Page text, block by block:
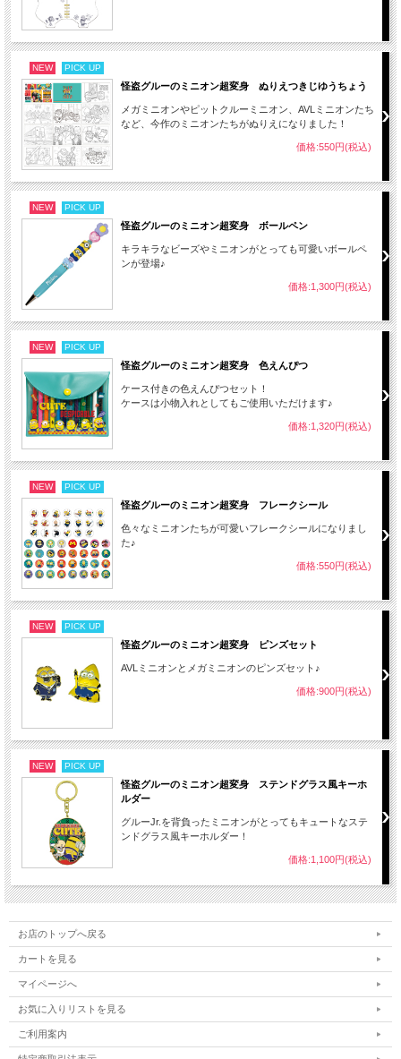
NEW PICK UP
怪盗グルーのミニオン超変身 ぬりえつきじゆうちょう
メガミニオンやピットクルーミニオン、AVLミニオンたち
など、今作のミニオンたちがぬりえになりました！
価格:550円(税込)
NEW PICK UP
怪盗グルーのミニオン超変身 ボールペン
キラキラなビーズやミニオンがとっても可愛いボールペ
ンが登場♪
価格:1,300円(税込)
NEW PICK UP
怪盗グルーのミニオン超変身 色えんぴつ
ケース付きの色えんぴつセット！
ケースは小物入れとしてもご使用いただけます♪
価格:1,320円(税込)
NEW PICK UP
怪盗グルーのミニオン超変身 フレークシール
色々なミニオンたちが可愛いフレークシールになりまし
た♪
価格:550円(税込)
NEW PICK UP
怪盗グルーのミニオン超変身 ピンズセット
AVLミニオンとメガミニオンのピンズセット♪
価格:900円(税込)
NEW PICK UP
怪盗グルーのミニオン超変身 ステンドグラス風キーホ
ルダー
グルーJr.を背負ったミニオンがとってもキュートなステ
ンドグラス風キーホルダー！
価格:1,100円(税込)
お店のトップへ戻る
カートを見る
マイページへ
お気に入りリストを見る
ご利用案内